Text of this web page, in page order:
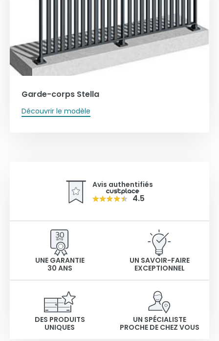
Garde-corps Stella
Découvrir le modèle
Avis authentifiés
4.5
UNE GARANTIE
30 ANS
UN SAVOIR-FAIRE
EXCEPTIONNEL
DES PRODUITS
UNIQUES
UN SPÉCIALISTE
PROCHE DE CHEZ VOUS